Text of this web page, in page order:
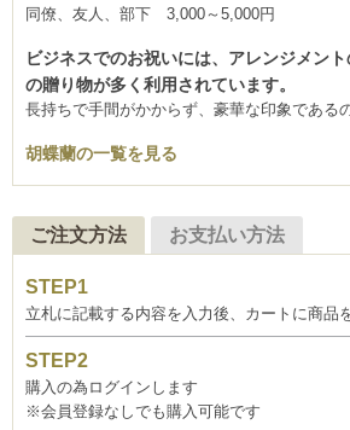
同僚、友人、部下 3,000～5,000円
ビジネスでのお祝いには、アレンジメン
の贈り物が多く利用されています。
長持ちで手間がかからず、豪華な印象である
胡蝶蘭の一覧を見る
ご注文方法 お支払い方法
立札に記載する内容を入力後、カートに商品
購入の為ログインします
※会員登録なしでも購入可能です